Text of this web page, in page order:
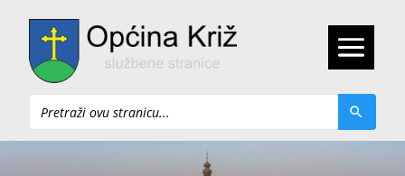
Pretraži